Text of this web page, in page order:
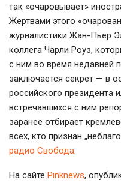
так «очаровывает»
Жертвами этого
журналистики Жан-Пьер
коллега Чарли Роуз,
с ним во время недавней
заключается секрет — в
российского президента
встречавшихся с ним
заранее отбирает
всех, кто признан
радио Свобода
На сайте Pinknews,